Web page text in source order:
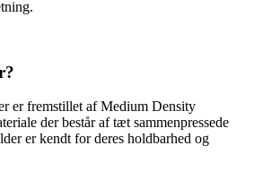
er fremstillet af Medium Density
der består af tæt sammenpressede
er kendt for deres holdbarhed og